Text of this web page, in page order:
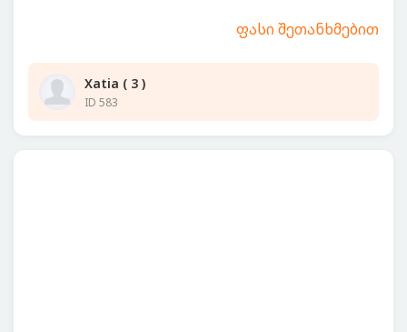
ფასი შეთანხმებით
Xatia ( 3 )
ID 583